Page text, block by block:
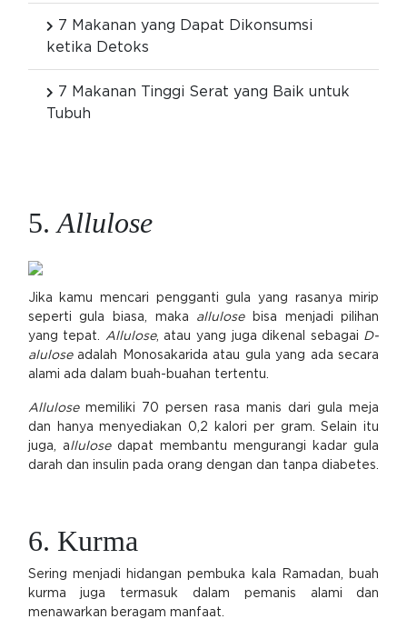
7 Makanan yang Dapat Dikonsumsi
ketika Detoks
7 Makanan Tinggi Serat yang Baik untuk
Tubuh
5.Allulose
Jika kamu mencari pengganti gula yang rasanya mirip
seperti gula biasa, maka allulosebisa menjadi pilihan
yang tepat. Allulose, atau yang juga dikenal sebagai D-
aluloseadalah Monosakarida atau gula yang ada secara
alami ada dalam buah-buahan tertentu.
Allulose memiliki 70 persen rasa manis dari gula meja
dan hanya menyediakan 0,2 kalori per gram. Selain itu
juga, allulose dapat membantu mengurangi kadar gula
darah dan insulin pada orang dengan dan tanpa diabetes.
6. Kurma
Sering menjadi hidangan pembuka kala Ramadan, buah
kurma juga termasuk dalam pemanis alami dan
menawarkan beragam manfaat.